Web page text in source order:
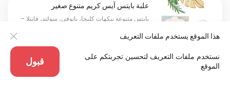
علبة بايتس آيس كريم متنوع صغير
بايتس متنوعة بنكهات كليجا، بانوفي، سولتد، فانيلا –
0 سعرة حرارية
هذا الموقع يستخدم ملفات التعريف
نستخدم ملفات التعريف لتحسين تجربتكم على
الموقع
قبول